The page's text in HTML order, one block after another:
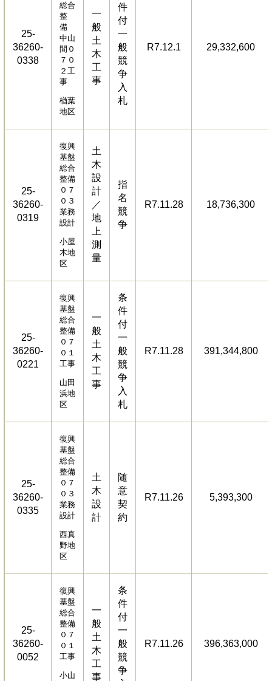
25-
36260-
0338
総合
整
備
中山
間０
７０
２工
事
楢葉
地区
一
般
土
木
工
事
件
付
一
般
競
争
入
札
R7.12.1 29,332,600
25-
36260-
0319
復興
基盤
総合
整備
０７
０３
業務
設計
小屋
木地
区
土
木
設
計
／
地
上
測
量
指
名
競
争
R7.11.28 18,736,300
25-
36260-
0221
復興
基盤
総合
整備
０７
０１
工事
山田
浜地
区
一
般
土
木
工
事
条
件
付
一
般
競
争
入
札
R7.11.28 391,344,800
25-
36260-
0335
復興
基盤
総合
整備
０７
０３
業務
設計
西真
野地
区
土
木
設
計
随
意
契
約
R7.11.26 5,393,300
25-
36260-
0052
復興
基盤
総合
整備
０７
０１
工事
小山
一
般
土
木
工
事
条
件
付
一
般
競
争
R7.11.26 396,363,000